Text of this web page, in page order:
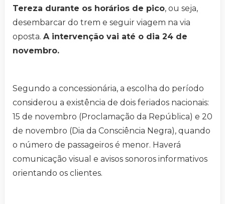
Tereza durante os horários de pico, ou seja,
desembarcar do trem e seguir viagem na via
oposta. A intervenção vai até o dia 24 de
novembro.
Segundo a concessionária, a escolha do período
considerou a existência de dois feriados nacionais:
15 de novembro (Proclamação da República) e 20
de novembro (Dia da Consciência Negra), quando
o número de passageiros é menor. Haverá
comunicação visual e avisos sonoros informativos
orientando os clientes.